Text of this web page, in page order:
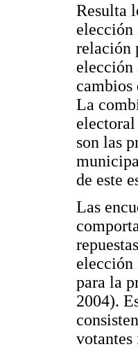
Resulta
elección
relación
elección
La
son las
de este
Las
elección
para la
2004).
votantes